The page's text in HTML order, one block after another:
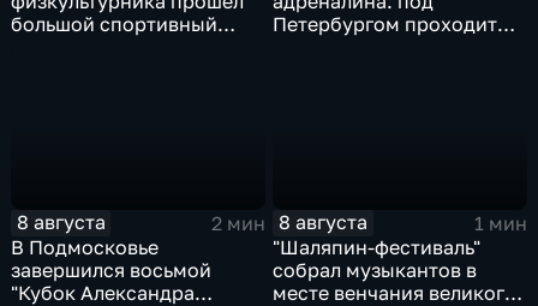
большой спортивный
Петербургом проходит
8 августа
2 мин
В Подмосковье
завершился восьмой
"Кубок Александра
8 августа
1 мин
"Шаляпин‑фестиваль"
собрал музыкантов в
месте венчания великого